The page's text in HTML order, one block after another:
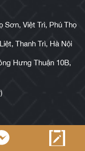
Sơn, Việt Trì, Phú Thọ
Thanh Trì, Hà Nội
Hưng Thuận 10B,